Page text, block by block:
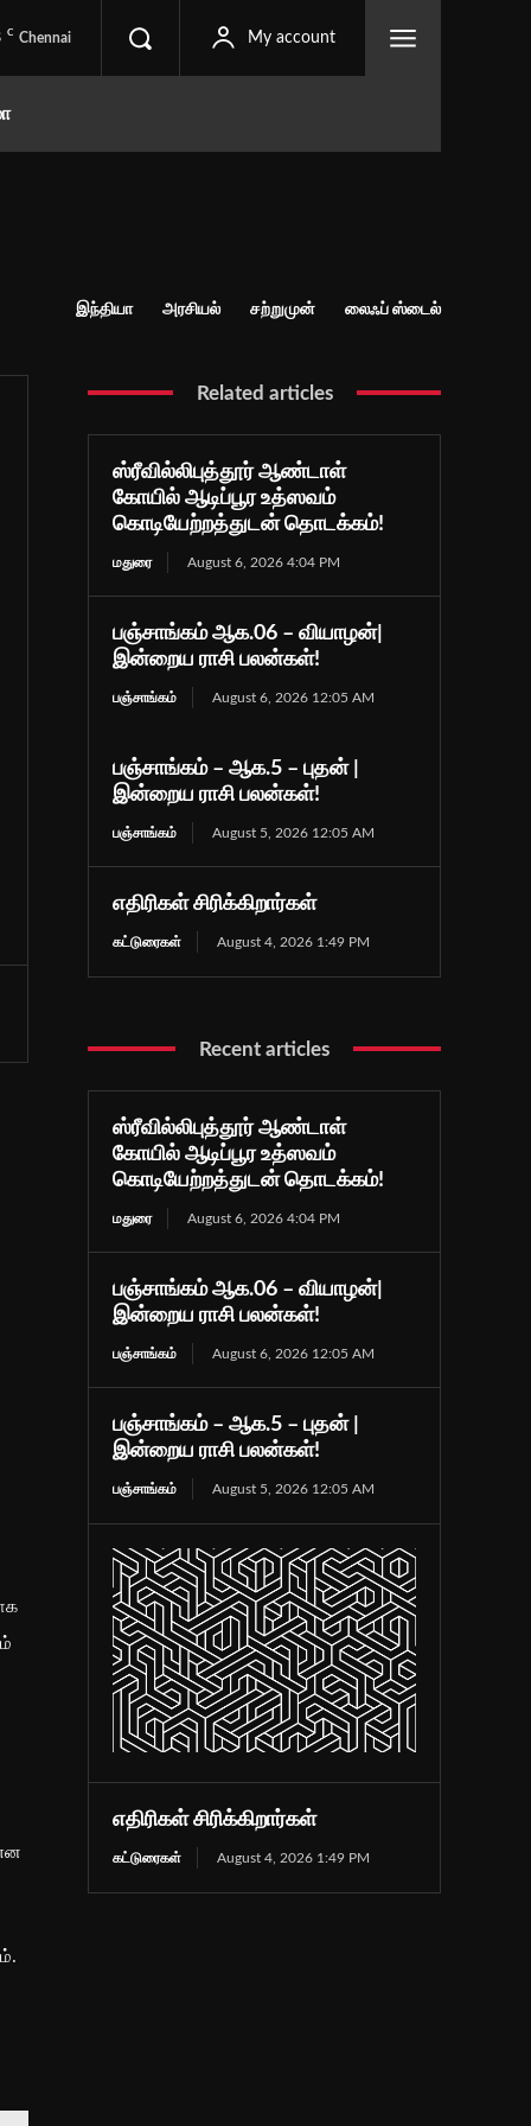
C Chennai My account
இந்தியா அரசியல் சற்றுமுன் லைஃப் ஸ்டைல்
Related articles
ஸ்ரீவில்லிபுத்தூர் ஆண்டாள்
கோயில் ஆடிப்பூர உத்ஸவம்
கொடியேற்றத்துடன் தொடக்கம்!
மதுரை August 6, 2026 4:04 PM
பஞ்சாங்கம் ஆக.06 – வியாழன்|
இன்றைய ராசி பலன்கள்!
பஞ்சாங்கம் August 6, 2026 12:05 AM
பஞ்சாங்கம் – ஆக.5 – புதன் |
இன்றைய ராசி பலன்கள்!
பஞ்சாங்கம் August 5, 2026 12:05 AM
எதிரிகள் சிரிக்கிறார்கள்
கட்டுரைகள் August 4, 2026 1:49 PM
Recent articles
ஸ்ரீவில்லிபுத்தூர் ஆண்டாள்
கோயில் ஆடிப்பூர உத்ஸவம்
கொடியேற்றத்துடன் தொடக்கம்!
மதுரை August 6, 2026 4:04 PM
பஞ்சாங்கம் ஆக.06 – வியாழன்|
இன்றைய ராசி பலன்கள்!
பஞ்சாங்கம் August 6, 2026 12:05 AM
பஞ்சாங்கம் – ஆக.5 – புதன் |
இன்றைய ராசி பலன்கள்!
பஞ்சாங்கம் August 5, 2026 12:05 AM
எதிரிகள் சிரிக்கிறார்கள்
கட்டுரைகள் August 4, 2026 1:49 PM